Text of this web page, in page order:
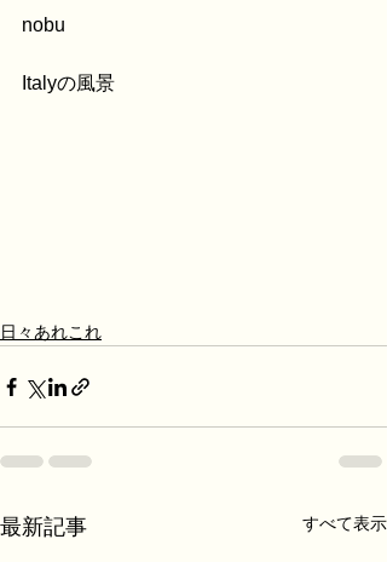
nobu
Italyの風景
日々あれこれ
最新記事 すべて表示